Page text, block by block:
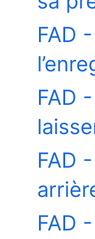
FAD
FAD
FAD
FAD